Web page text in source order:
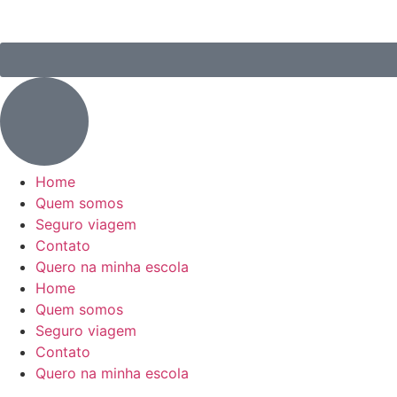
Home
Quem somos
Seguro viagem
Contato
Quero na minha escola
Home
Quem somos
Seguro viagem
Contato
Quero na minha escola